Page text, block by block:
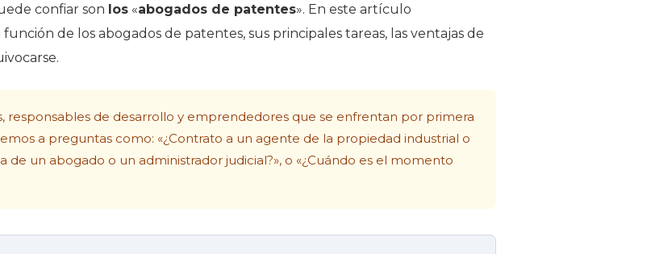
confiar son los «abogados de patentes». En este artículo
de los abogados de patentes, sus principales tareas, las ventajas de
responsables de desarrollo y emprendedores que se enfrentan por primera
a preguntas como: «¿Contrato a un agente de la propiedad industrial o
de un abogado o un administrador judicial?», o «¿Cuándo es el momento